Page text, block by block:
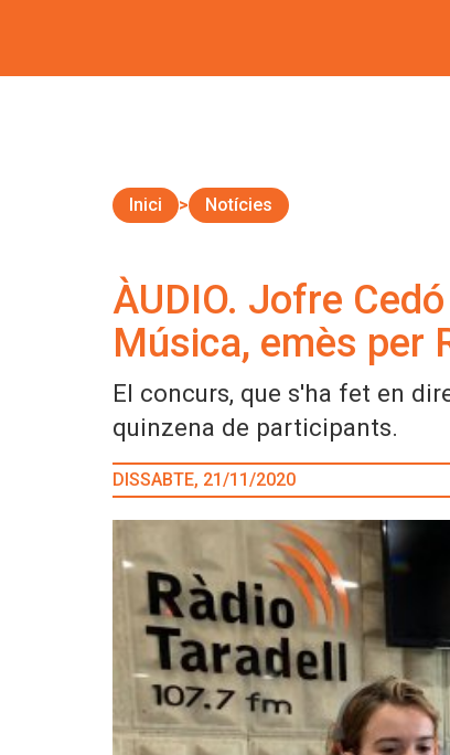
Inici Notícies
ÀUDIO. Jofre
Música, emès per
El concurs, que s'ha fet en
quinzena de participants.
DISSABTE, 21/11/2020